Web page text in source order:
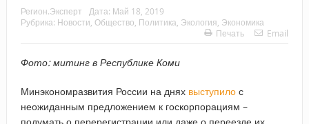
Регион.Эксперт Дата: Май 18, 2019
Рубрика: Новости Общество Политика Экология Экономика
Печать
Email
Фото: митинг в Республике Коми
Минэкономразвития России на днях выступилос
неожиданным предложением к госкорпорациям –